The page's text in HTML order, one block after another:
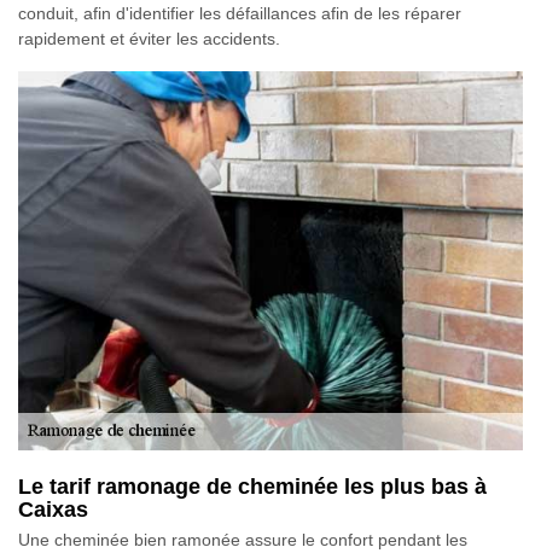
conduit, afin d'identifier les défaillances afin de les réparer
rapidement et éviter les accidents.
Le tarif ramonage de cheminée les plus bas à
Caixas
Une cheminée bien ramonée assure le confort pendant les